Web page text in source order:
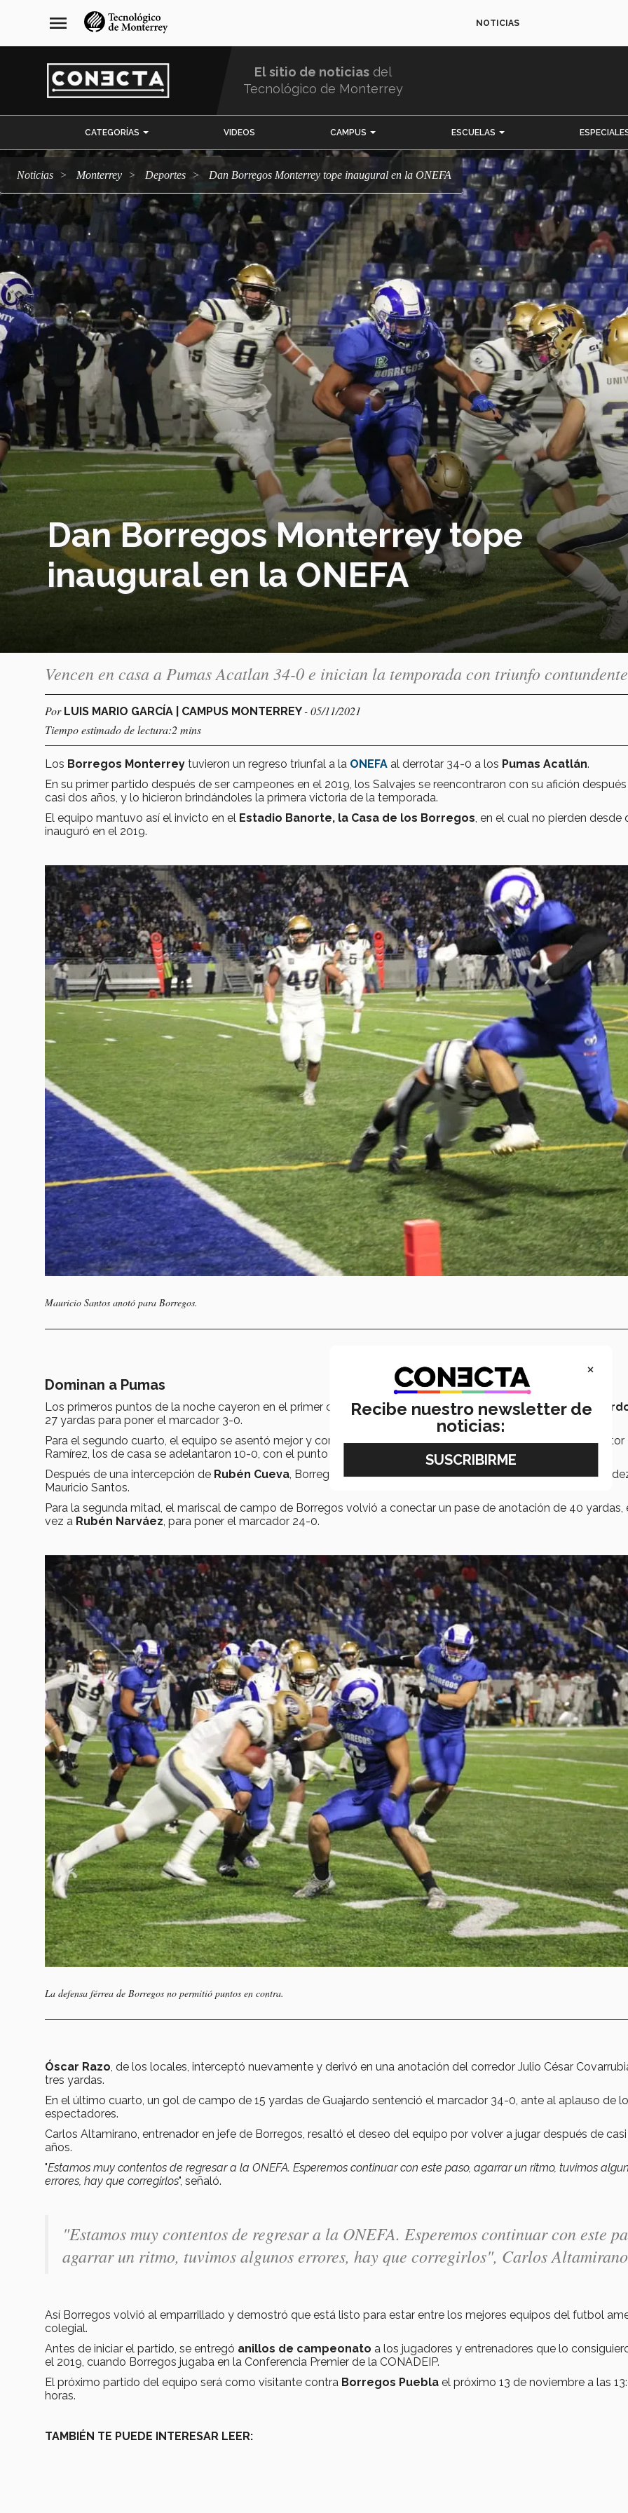
navegación
principal
menu NOTICIAS
El sitio de noticias del
Tecnológico de Monterrey
CATEGORÍAS VIDEOS CAMPUS ESCUELAS
Noticias Monterrey deportes Dan Borregos Monterrey tope inaugural en la ONEFA
Dan Borregos Monterrey tope
inaugural en la ONEFA
Vencen en casa a Pumas Acatlan 34-0 e inician la temporada con triunfo contundente
Por LUIS MARIO GARCÍA | CAMPUS MONTERREY- 05/11/2021
Tiempo estimado de lectura:2 mins
Los Borregos Monterrey tuvieron un regreso triunfal a la ONEFA al derrotar 34-0 a los Pumas Acatlán.
En su primer partido después de ser campeones en el 2019, los Salvajes se reencontraron con su afición
casi dos años, y lo hicieron brindándoles la primera victoria de la temporada.
El equipo mantuvo así el invicto en el Estadio Banorte, la Casa de los Borregos , en el cual no pierden desde
inauguró en el 2019.
Mauricio Santos anotó para Borregos.
Dominan a Pumas
Los primeros puntos de la noche cayeron en el primer cuarto gracias a un gol de campo deLeonardo
27 yardas para poner el marcador 3-0.
Para el segundo cuarto, el equipo se asentó mejor y con un pase de 23 yardas de Sebastián Hernández a Héctor
Ramírez, los de casa se adelantaron 10-0, con el punto extra de Guajardo.
Después de una intercepción de Rubén Cueva, Borregos volvió a anotar con un pase de 17 yardas de
Mauricio Santos.
Para la segunda mitad, el mariscal de campo de Borregos volvió a conectar un pase de anotación de 40 yardas,
vez a Rubén Narváez, para poner el marcador 24-0.
La defensa férrea de Borregos no permitió puntos en contra.
Óscar Razo, de los locales, interceptó nuevamente y derivó en una anotación del corredor Julio César
tres yardas.
En el último cuarto, un gol de campo de 15 yardas de Guajardo sentenció el marcador 34-0, ante al aplauso de
espectadores.
Carlos Altamirano, entrenador en jefe de Borregos, resaltó el deseo del equipo por volver a jugar después de
años.
"Estamos muy contentos de regresar a la ONEFA. Esperemos continuar con este paso, agarrar un ritmo, tuvimos
errores, hay que corregirlos", señaló.
"Estamos muy contentos de regresar a la ONEFA. Esperemos continuar con este
agarrar un ritmo, tuvimos algunos errores, hay que corregirlos", Carlos
Así Borregos volvió al emparrillado y demostró que está listo para estar entre los mejores equipos del futbol
colegial.
Antes de iniciar el partido, se entregó anillos de campeonato a los jugadores y entrenadores que lo
el 2019, cuando Borregos jugaba en la Conferencia Premier de la CONADEIP.
El próximo partido del equipo será como visitante contra Borregos Puebla el próximo 13 de noviembre a las
horas.
TAMBIÉN TE PUEDE INTERESAR LEER:
×
Recibe nuestro newsletter de
noticias: